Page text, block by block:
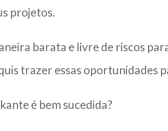
projetos.
barata e livre de riscos
trazer essas oportunidades
é bem sucedida?